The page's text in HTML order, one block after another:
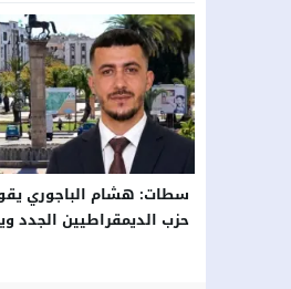
سطات: هشام الباجوري
حزب الديمقراطيين الجدد